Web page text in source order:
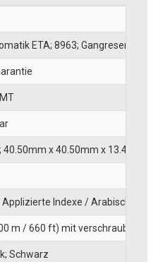
ETA; 8963;
40.50mm x 40.50mm x 13.43mm;
Applizierte Indexe / Arabische
m / 660 ft) mit verschraubter
Schwarz